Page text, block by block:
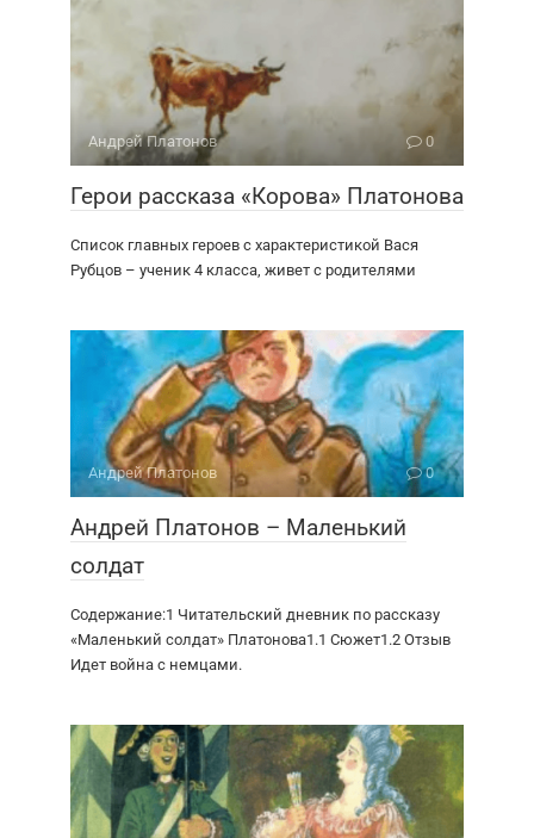
Андрей Платонов 0
Герои рассказа «Корова» Платонова
Список главных героев с характеристикой Вася
Рубцов – ученик 4 класса, живет с родителями
Андрей Платонов 0
Андрей Платонов – Маленький
солдат
Содержание:1 Читательский дневник по рассказу
«Маленький солдат» Платонова1.1 Сюжет1.2 Отзыв
Идет война с немцами.